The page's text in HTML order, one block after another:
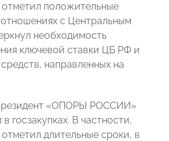
положительные
с Центральным
необходимость
ключевой ставки ЦБ РФ и
направленных на
«ОПОРЫ РОССИИ»
госзакупках. В частности,
длительные сроки, в